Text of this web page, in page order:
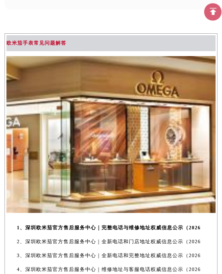
欧米茄手表常见问题解答
1、深圳欧米茄官方售后服务中心｜完整电话与维修地址权威信息公示（2026
2、深圳欧米茄官方售后服务中心｜全新电话和门店地址权威信息公示（2026
3、深圳欧米茄官方售后服务中心｜全新电话和完整地址权威信息公示（2026
4、深圳欧米茄官方售后服务中心｜维修地址与客服电话权威信息公示（2026